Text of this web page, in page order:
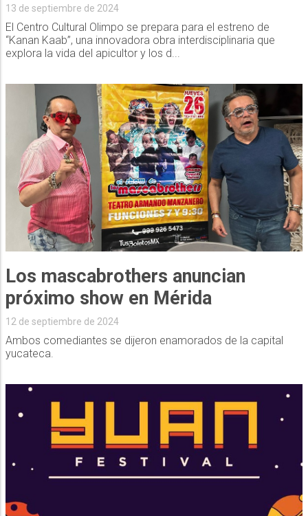
13 de septiembre de 2024
El Centro Cultural Olimpo se prepara para el estreno de
“Kanan Kaab”, una innovadora obra interdisciplinaria que
explora la vida del apicultor y los d...
Los mascabrothers anuncian
próximo show en Mérida
12 de septiembre de 2024
Ambos comediantes se dijeron enamorados de la capital
yucateca.